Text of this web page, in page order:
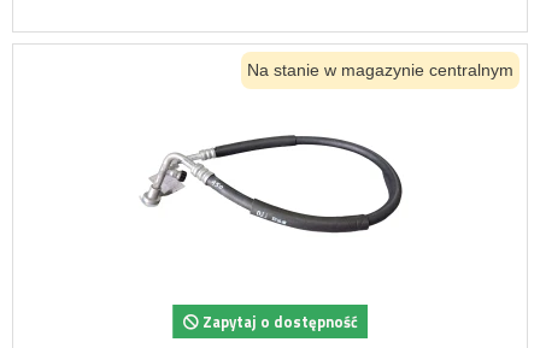
Na stanie w magazynie centralnym
Zapytaj o dostępność